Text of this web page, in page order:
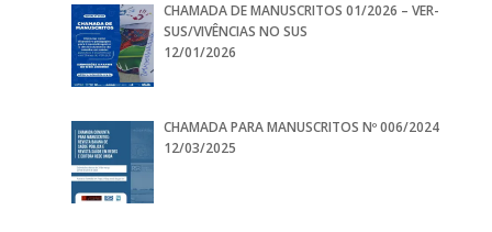
CHAMADA DE MANUSCRITOS 01/2026 – VER-
SUS/VIVÊNCIAS NO SUS
12/01/2026
CHAMADA PARA MANUSCRITOS Nº 006/2024
12/03/2025